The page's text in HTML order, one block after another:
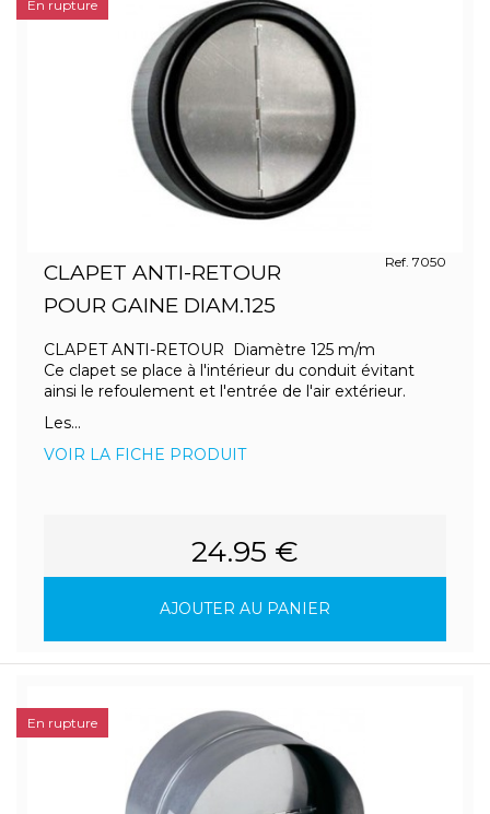
CLAPET ANTI-RETOUR
POUR GAINE DIAM.125
Ref. 7050
CLAPET ANTI-RETOUR Diamètre 125 m/m
Ce clapet se place à l'intérieur du conduit évitant
ainsi le refoulement et l'entrée de l'air extérieur.
Les...
VOIR LA FICHE PRODUIT
24.95 €
AJOUTER AU PANIER
En rupture
En rupture